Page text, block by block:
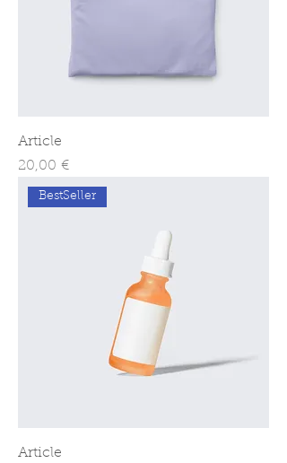
Article
Prix
20,00 €
BestSeller
Article